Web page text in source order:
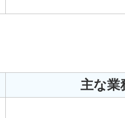
主な業